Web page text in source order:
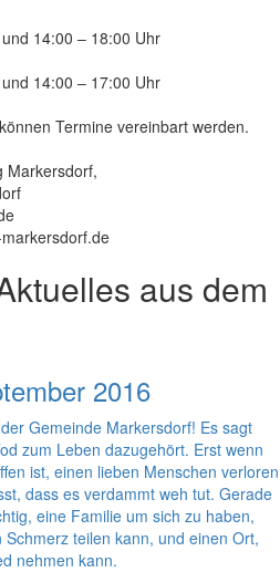
14:00 – 18:00 Uhr
14:00 – 17:00 Uhr
Termine vereinbart werden.
Markersdorf,
aus dem
2016
Gemeinde Markersdorf! Es sagt
zum Leben dazugehört. Erst wenn
ist, einen lieben Menschen verloren
dass es verdammt weh tut. Gerade
eine Familie um sich zu haben,
teilen kann, und einen Ort,
nehmen kann.